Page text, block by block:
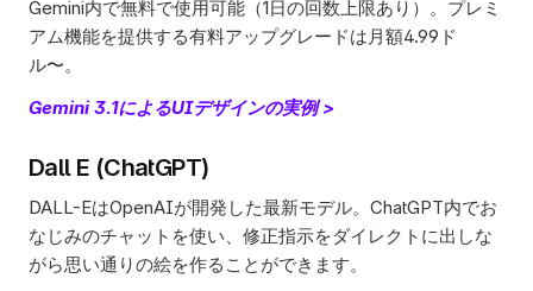
Gemini内で無料で使用可能（1日の回数上限あり）。プレミ
アム機能を提供する有料アップグレードは月額4.99ド
ル〜。
Gemini 3.1によるUIデザインの実例 >
Dall E (ChatGPT)
DALL-EはOpenAIが開発した最新モデル。ChatGPT内でお
なじみのチャットを使い、修正指示をダイレクトに出しな
がら思い通りの絵を作ることができます。